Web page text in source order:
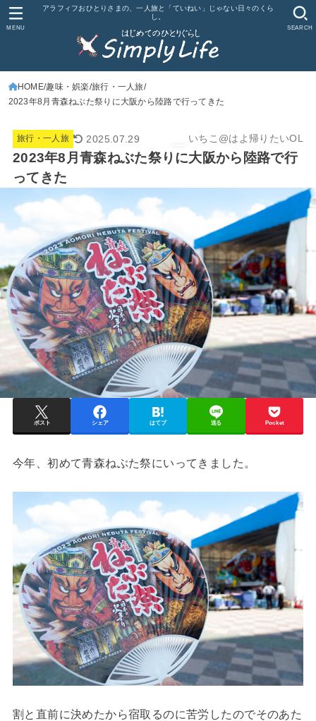
アラフィフおひとりさまの、一人旅と「ていねい」じゃない日々のくら
し。
SEARCH
MENU
HOME 趣味・娯楽 旅行・一人旅
2023年8月青森ねぶた祭りに大阪から陸路で行ってきた
旅行・一人旅 2025.07.29 いちこ@はよ帰りたいOL
2023年8月青森ねぶた祭りに大阪から陸路で行
ってきた
ポスト シェア はてブ 送る Pocket
今年、初めて青森ねぶた祭にいってきました。
割と直前に決めたから宿取るのに苦労したのでそのあた